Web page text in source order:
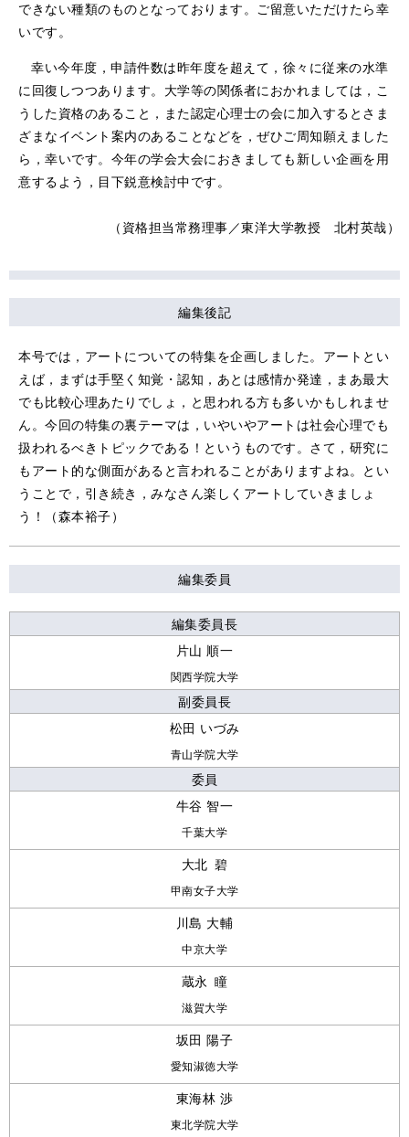
できない種類のものとなっております。ご留意いただけたら幸
いです。
幸い今年度，申請件数は昨年度を超えて，徐々に従来の水準
に回復しつつあります。大学等の関係者におかれましては，こ
うした資格のあること，また認定心理士の会に加入するとさま
ざまなイベント案内のあることなどを，ぜひご周知願えました
ら，幸いです。今年の学会大会におきましても新しい企画を用
意するよう，目下鋭意検討中です。
（資格担当常務理事／東洋大学教授 北村英哉）
編集後記
本号では，アートについての特集を企画しました。アートとい
えば，まずは手堅く知覚・認知，あとは感情か発達，まあ最大
でも比較心理あたりでしょ，と思われる方も多いかもしれませ
ん。今回の特集の裏テーマは，いやいやアートは社会心理でも
扱われるべきトピックである！というものです。さて，研究に
もアート的な側面があると言われることがありますよね。とい
うことで，引き続き，みなさん楽しくアートしていきましょ
う！（森本裕子）
編集委員
編集委員長
片山 順一
関西学院大学
副委員長
松田 いづみ
青山学院大学
委員
牛谷 智一
千葉大学
大北 碧
甲南女子大学
川島 大輔
中京大学
蔵永 瞳
滋賀大学
坂田 陽子
愛知淑徳大学
東海林 渉
東北学院大学